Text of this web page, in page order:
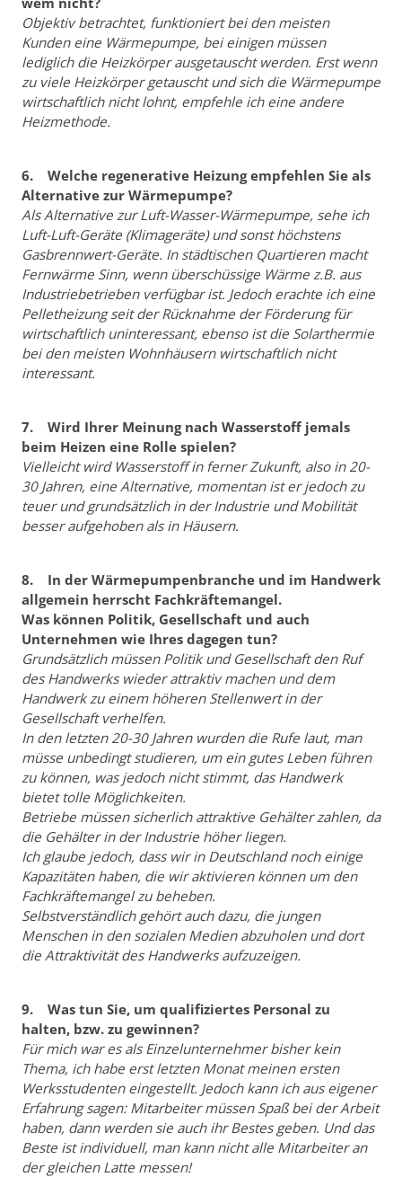
Objektiv betrachtet, funktioniert bei den meisten
Kunden eine Wärmepumpe, bei einigen müssen
lediglich die Heizkörper ausgetauscht werden. Erst wenn
zu viele Heizkörper getauscht und sich die Wärmepumpe
wirtschaftlich nicht lohnt, empfehle ich eine andere
Heizmethode.
6. Welche regenerative Heizung empfehlen Sie als
Alternative zur Wärmepumpe?
Als Alternative zur Luft-Wasser-Wärmepumpe, sehe ich
Luft-Luft-Geräte (Klimageräte) und sonst höchstens
Gasbrennwert-Geräte. In städtischen Quartieren macht
Fernwärme Sinn, wenn überschüssige Wärme z.B. aus
Industriebetrieben verfügbar ist. Jedoch erachte ich eine
Pelletheizung seit der Rücknahme der Förderung für
wirtschaftlich uninteressant, ebenso ist die Solarthermie
bei den meisten Wohnhäusern wirtschaftlich nicht
interessant.
7. Wird Ihrer Meinung nach Wasserstoff jemals
beim Heizen eine Rolle spielen?
Vielleicht wird Wasserstoff in ferner Zukunft, also in 20-
30 Jahren, eine Alternative, momentan ist er jedoch zu
teuer und grundsätzlich in der Industrie und Mobilität
besser aufgehoben als in Häusern.
8. In der Wärmepumpenbranche und im Handwerk
allgemein herrscht Fachkräftemangel.
Was können Politik, Gesellschaft und auch
Unternehmen wie Ihres dagegen tun?
Grundsätzlich müssen Politik und Gesellschaft den Ruf
des Handwerks wieder attraktiv machen und dem
Handwerk zu einem höheren Stellenwert in der
Gesellschaft verhelfen.
In den letzten 20-30 Jahren wurden die Rufe laut, man
müsse unbedingt studieren, um ein gutes Leben führen
zu können, was jedoch nicht stimmt, das Handwerk
bietet tolle Möglichkeiten.
Betriebe müssen sicherlich attraktive Gehälter zahlen, da
die Gehälter in der Industrie höher liegen.
Ich glaube jedoch, dass wir in Deutschland noch einige
Kapazitäten haben, die wir aktivieren können um den
Fachkräftemangel zu beheben.
Selbstverständlich gehört auch dazu, die jungen
Menschen in den sozialen Medien abzuholen und dort
die Attraktivität des Handwerks aufzuzeigen.
9. Was tun Sie, um qualifiziertes Personal zu
halten, bzw. zu gewinnen?
Für mich war es als Einzelunternehmer bisher kein
Thema, ich habe erst letzten Monat meinen ersten
Werksstudenten eingestellt. Jedoch kann ich aus eigener
Erfahrung sagen: Mitarbeiter müssen Spaß bei der Arbeit
haben, dann werden sie auch ihr Bestes geben. Und das
Beste ist individuell, man kann nicht alle Mitarbeiter an
der gleichen Latte messen!